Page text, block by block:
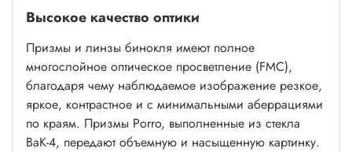
Высокое качество оптики
Призмы и линзы бинокля имеют полное
многослойное оптическое просветление (FMC),
благодаря чему наблюдаемое изображение резкое,
яркое, контрастное и с минимальными аберрациями
по краям. Призмы Porro, выполненные из стекла
ВаК-4, передают объемную и насыщенную картинку.